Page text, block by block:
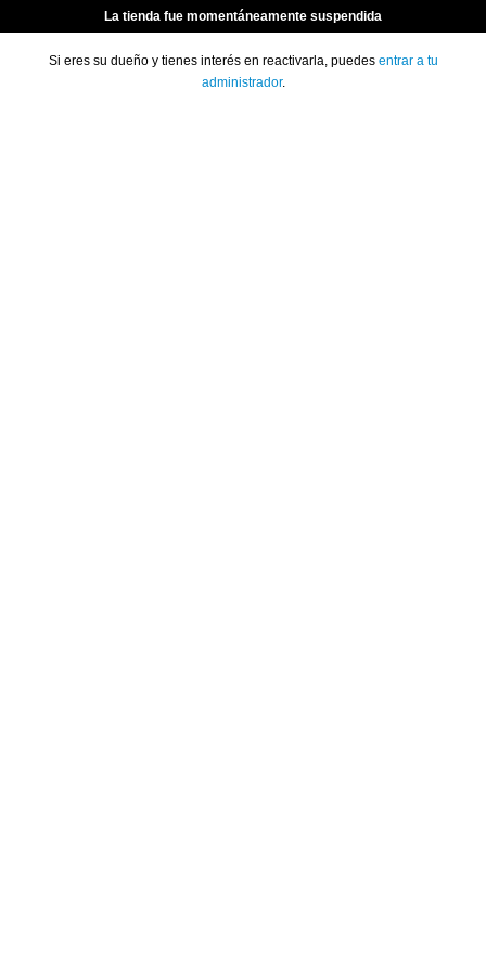
La tienda fue momentáneamente suspendida
Si eres su dueño y tienes interés en reactivarla, puedes entrar a tu
administrador.